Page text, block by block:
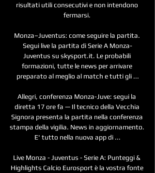
risultati utili consecutivi e non intendono
fermarsi.
Monza–Juventus: come seguire la partita.
Segui live la partita di Serie A Monza-
Juventus su skysport.it. Le probabili
formazioni, tutte le news per arrivare
preparato al meglio al match e tutti gli ...
Allegri, conferenza Monza-Juve: segui la
diretta 17 ore fa — Il tecnico della Vecchia
Signora presenta la partita nella conferenza
stampa della vigilia. News in aggiornamento.
E' tutto nella nuova app di ...
Live Monza - Juventus - Serie A: Punteggi &
Highlights Calcio Eurosport è la vostra fonte